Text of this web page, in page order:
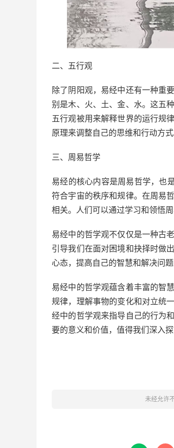
二、五行观
除了阴阳观，易经中还有一种重
别是木、火、土、金、水。这五
五行观被用来解释世界的运行规
原理来调整自己的思维和行动方式
三、周易哲学
易经的核心内容是周易哲学，也
符合宇宙的秩序和规律。在周易
相关。人们可以通过学习和领悟
易经中的哲学观不仅仅是一种古
引导我们在面对困境和抉择时做
心态，提高自己的智慧和解决问题
易经中的哲学观蕴含着丰富的智
规律，理解事物的变化和对立统
经中的哲学观来指导自己的行为
要的意义和价值，值得我们深入探
未经允许